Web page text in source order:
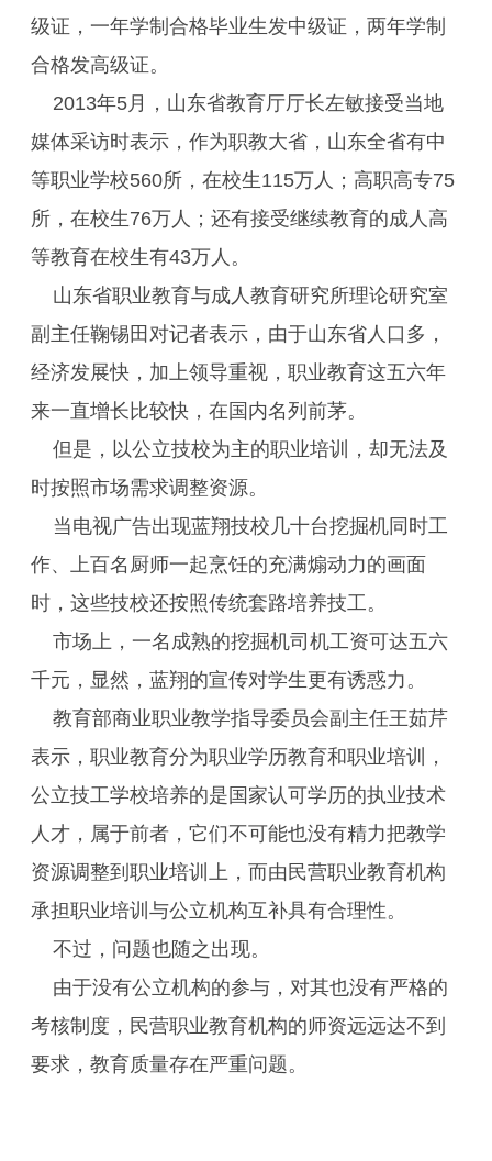
级证，一年学制合格毕业生发中级证，两年学制
合格发高级证。
2013年5月，山东省教育厅厅长左敏接受当地
媒体采访时表示，作为职教大省，山东全省有中
等职业学校560所，在校生115万人；高职高专75
所，在校生76万人；还有接受继续教育的成人高
等教育在校生有43万人。
山东省职业教育与成人教育研究所理论研究室
副主任鞠锡田对记者表示，由于山东省人口多，
经济发展快，加上领导重视，职业教育这五六年
来一直增长比较快，在国内名列前茅。
但是，以公立技校为主的职业培训，却无法及
时按照市场需求调整资源。
当电视广告出现蓝翔技校几十台挖掘机同时工
作、上百名厨师一起烹饪的充满煽动力的画面
时，这些技校还按照传统套路培养技工。
市场上，一名成熟的挖掘机司机工资可达五六
千元，显然，蓝翔的宣传对学生更有诱惑力。
教育部商业职业教学指导委员会副主任王茹芹
表示，职业教育分为职业学历教育和职业培训，
公立技工学校培养的是国家认可学历的执业技术
人才，属于前者，它们不可能也没有精力把教学
资源调整到职业培训上，而由民营职业教育机构
承担职业培训与公立机构互补具有合理性。
不过，问题也随之出现。
由于没有公立机构的参与，对其也没有严格的
考核制度，民营职业教育机构的师资远远达不到
要求，教育质量存在严重问题。